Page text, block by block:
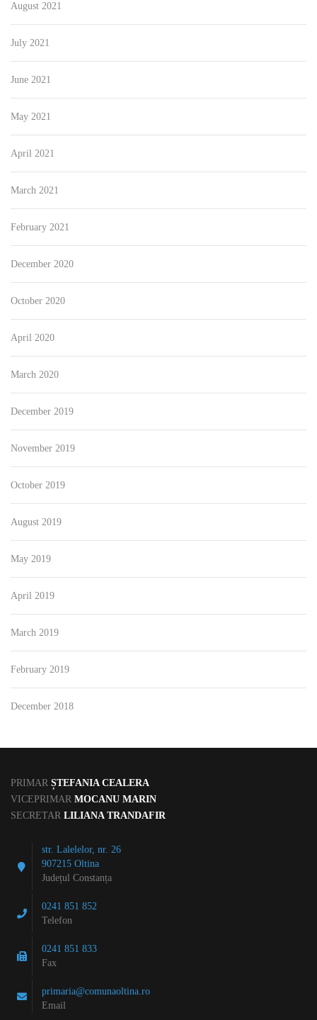
August 2021
July 2021
June 2021
May 2021
April 2021
March 2021
February 2021
December 2020
October 2020
April 2020
March 2020
December 2019
November 2019
October 2019
August 2019
May 2019
April 2019
March 2019
February 2019
December 2018
PRIMAR ȘTEFANIA CEALERA
VICEPRIMAR MOCANU MARIN
SECRETAR LILIANA TRANDAFIR
str. Lalelelor, nr. 26
907215 Oltina
Județul Constanța
0241 851 852
Telefon
0241 851 833
Fax
primaria@comunaoltina.ro
Email